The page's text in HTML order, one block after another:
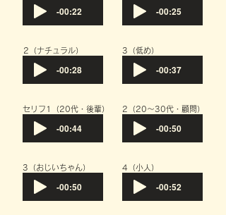
-00:22 -00:25
​2（ナチュラル） ​3（低め）
-00:28 -00:37
​セリフ1（20代・後輩）
-00:44
​2（20～30代・顧問）
-00:50
​3（おじいちゃん） ​4（小人）
-00:50 -00:52